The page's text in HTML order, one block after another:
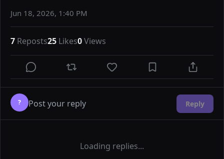
Jun 18, 2026, 1:40 PM
7 Reposts25 Likes0Views
? Reply
Loading replies...